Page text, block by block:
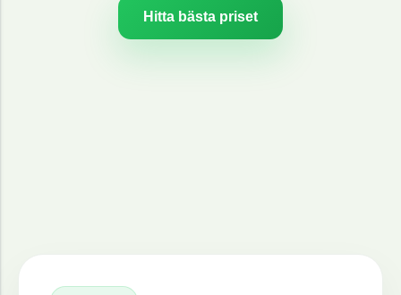
Hitta bästa priset